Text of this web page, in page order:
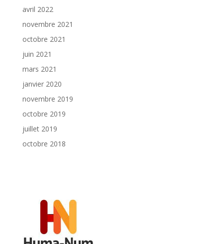
avril 2022
novembre 2021
octobre 2021
juin 2021
mars 2021
janvier 2020
novembre 2019
octobre 2019
juillet 2019
octobre 2018